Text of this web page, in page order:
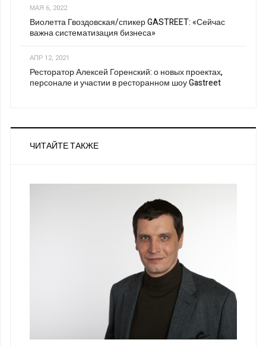
МАЯ 6, 2022
Виолетта Гвоздовская/спикер GASTREET: «Сейчас
важна систематизация бизнеса»
АПР 12, 2021
Ресторатор Алексей Горенский: о новых проектах,
персонале и участии в ресторанном шоу Gastreet
ЧИТАЙТЕ ТАКЖЕ